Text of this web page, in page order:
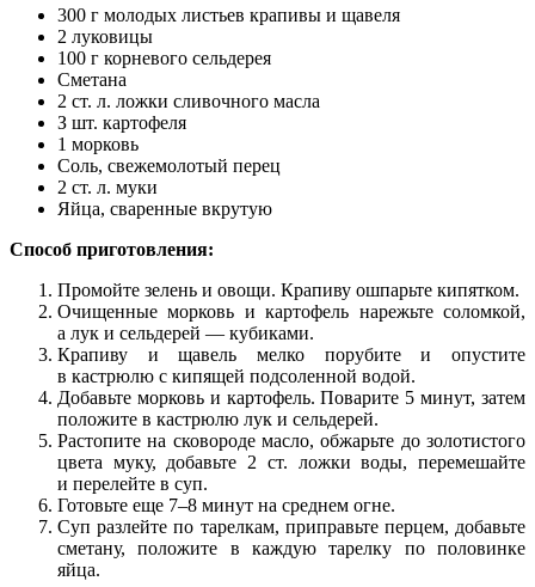
300 г молодых листьев крапивы и щавеля
2 луковицы
100 г корневого сельдерея
Сметана
2 ст. л. ложки сливочного масла
З шт. картофеля
1 морковь
Соль, свежемолотый перец
2 ст. л. муки
Яйца, сваренные вкрутую
Способ приготовления:
Промойте зелень и овощи. Крапиву ошпарьте кипятком.
Очищенные морковь и картофель нарежьте соломкой,
а лук и сельдерей — кубиками.
Крапиву и щавель мелко порубите и опустите
в кастрюлю с кипящей подсоленной водой.
Добавьте морковь и картофель. Поварите 5 минут, затем
положите в кастрюлю лук и сельдерей.
Растопите на сковороде масло, обжарьте до золотистого
цвета муку, добавьте 2 ст. ложки воды, перемешайте
и перелейте в суп.
Готовьте еще 7–8 минут на среднем огне.
Суп разлейте по тарелкам, приправьте перцем, добавьте
сметану, положите в каждую тарелку по половинке
яйца.